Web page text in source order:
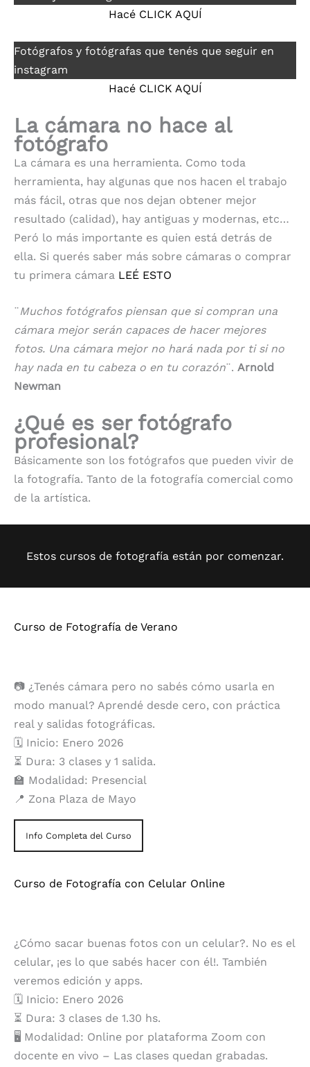
Hacé CLICK AQUÍ
Fotógrafos y fotógrafas que tenés que seguir en
instagram
Hacé CLICK AQUÍ
La cámara no hace al
fotógrafo
La cámara es una herramienta. Como toda
herramienta, hay algunas que nos hacen el trabajo
más fácil, otras que nos dejan obtener mejor
resultado (calidad), hay antiguas y modernas, etc…
Peró lo más importante es quien está detrás de
ella. Si querés saber más sobre cámaras o comprar
tu primera cámara LEÉ ESTO
¨Muchos fotógrafos piensan que si compran una
cámara mejor serán capaces de hacer mejores
fotos. Una cámara mejor no hará nada por ti si no
hay nada en tu cabeza o en tu corazón¨. Arnold
Newman
¿Qué es ser fotógrafo
profesional?
Básicamente son los fotógrafos que pueden vivir de
la fotografía. Tanto de la fotografía comercial como
de la artística.
Estos cursos de fotografía están por comenzar.
Curso de Fotografía de Verano
📷 ¿Tenés cámara pero no sabés cómo usarla en
modo manual? Aprendé desde cero, con práctica
real y salidas fotográficas.
🗓️ Inicio: Enero 2026
⏳ Dura: 3 clases y 1 salida.
🏫 Modalidad: Presencial
📍 Zona Plaza de Mayo
Info Completa del Curso
Curso de Fotografía con Celular Online
¿Cómo sacar buenas fotos con un celular?. No es el
celular, ¡es lo que sabés hacer con él!. También
veremos edición y apps.
🗓️ Inicio: Enero 2026
⏳ Dura: 3 clases de 1.30 hs.
🖥️ Modalidad: Online por plataforma Zoom con
docente en vivo – Las clases quedan grabadas.